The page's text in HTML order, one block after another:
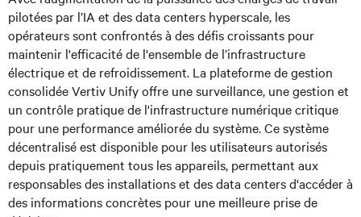
pilotées par l’IA et des data centers hyperscale, les
opérateurs sont confrontés à des défis croissants pour
maintenir l'efficacité de l'ensemble de l’infrastructure
électrique et de refroidissement. La plateforme de gestion
consolidée Vertiv Unify offre une surveillance, une gestion et
un contrôle pratique de l'infrastructure numérique critique
pour une performance améliorée du système. Ce système
décentralisé est disponible pour les utilisateurs autorisés
depuis pratiquement tous les appareils, permettant aux
responsables des installations et des data centers d'accéder à
des informations concrètes pour une meilleure prise de